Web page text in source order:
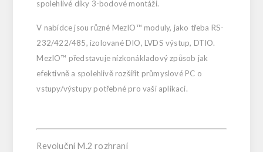
spolehlivé díky 3-bodové montáži.
V nabídce jsou různé MezIO™ moduly, jako třeba RS-
232/422/485, izolované DIO, LVDS výstup, DTIO.
MezIO™ představuje nízkonákladový způsob jak
efektivně a spolehlivě rozšířit průmyslové PC o
vstupy/výstupy potřebné pro vaši aplikaci.
Revoluční M.2 rozhraní